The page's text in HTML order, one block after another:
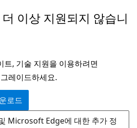
이상 지원되지 않습니
트, 기술 지원을 이용하려면
레이드하세요.
로드
Microsoft Edge에 대한 추가 정